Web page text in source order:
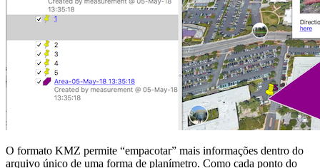
O formato KMZ permite “empacotar” mais informações dentro do
arquivo único de uma forma de planímetro. Como cada ponto do